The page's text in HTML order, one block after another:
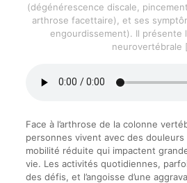
(dégénérescence discale,
arthrose facettaire), et ses
engourdissement). Il présente
neurovertébrale
Face à l’arthrose de la colonne
personnes vivent avec des
mobilité réduite qui impactent
vie. Les activités quotidiennes,
des défis, et l’angoisse d’une